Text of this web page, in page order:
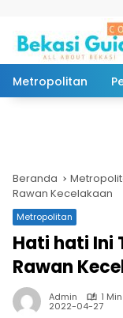
Metropolitan
Beranda
Rawan Kecelakaan
Metropolitan
Hati hati Ini
Rawan
Admin 1
2022-04-27